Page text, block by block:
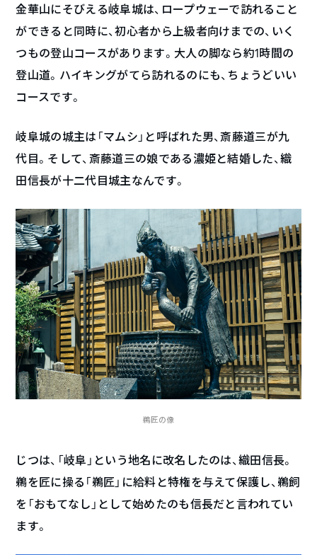
金華山にそびえる岐阜城は、ロープウェーで訪れること
ができると同時に、初心者から上級者向けまでの、いく
つもの登山コースがあります。大人の脚なら約1時間の
登山道。ハイキングがてら訪れるのにも、ちょうどいい
コースです。
岐阜城の城主は「マムシ」と呼ばれた男、斎藤道三が九
代目。そして、斎藤道三の娘である濃姫と結婚した、織
田信長が十二代目城主なんです。
鵜匠の像
じつは、「岐阜」という地名に改名したのは、織田信長。
鵜を匠に操る「鵜匠」に給料と特権を与えて保護し、鵜飼
を「おもてなし」として始めたのも信長だと言われてい
ます。